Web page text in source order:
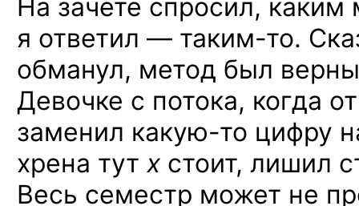
На зачёте спросил,
я ответил — таким-то.
обманул, метод был
Девочке с потока, когда
заменил какую-то цифру
хрена тут x стоит, лишил
Весь семестр может не